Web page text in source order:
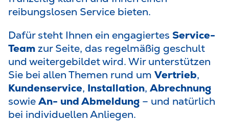
reibungslosen Service bieten.
Dafür steht Ihnen ein engagiertes Service-
Teamzur Seite, das regelmäßig geschult
und weitergebildet wird. Wir unterstützen
Sie bei allen Themen rund um Vertrieb,
Kundenservice, Installation, Abrechnung
sowieAn- und Abmeldung – und natürlich
bei individuellen Anliegen.